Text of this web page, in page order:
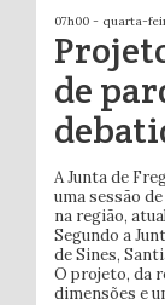
07h00 - quarta-
de
A Junta de
uma sessão
na região,
Segundo a
de Sines,
O projeto, da
dimensões e